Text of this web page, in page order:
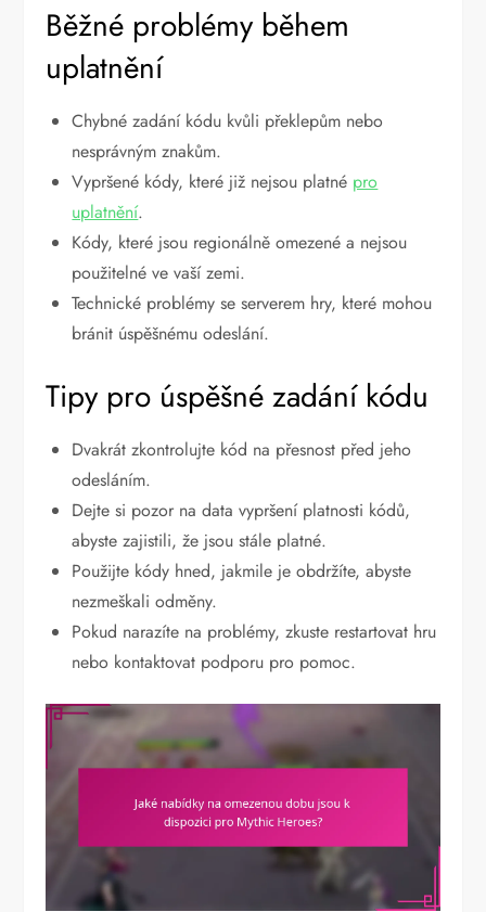
Běžné problémy během
uplatnění
Chybné zadání kódu kvůli překlepům nebo
nesprávným znakům.
Vypršené kódy, které již nejsou platné pro
uplatnění.
Kódy, které jsou regionálně omezené a nejsou
použitelné ve vaší zemi.
Technické problémy se serverem hry, které mohou
bránit úspěšnému odeslání.
Tipy pro úspěšné zadání kódu
Dvakrát zkontrolujte kód na přesnost před jeho
odesláním.
Dejte si pozor na data vypršení platnosti kódů,
abyste zajistili, že jsou stále platné.
Použijte kódy hned, jakmile je obdržíte, abyste
nezmeškali odměny.
Pokud narazíte na problémy, zkuste restartovat hru
nebo kontaktovat podporu pro pomoc.